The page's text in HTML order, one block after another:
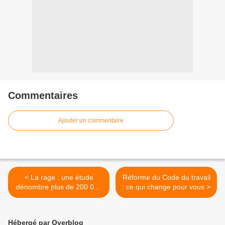
Commentaires
Ajouter un commentaire
< La rage : une étude
dénombre plus de 200 000
logements vides dans Paris
Réforme du Code du travail
: ce qui change pour vous >
Hébergé par Overblog